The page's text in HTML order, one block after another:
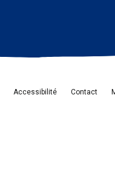
Accessibilité Contact